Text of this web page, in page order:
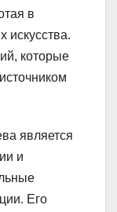
в
искусства.
которые
является
и
Его